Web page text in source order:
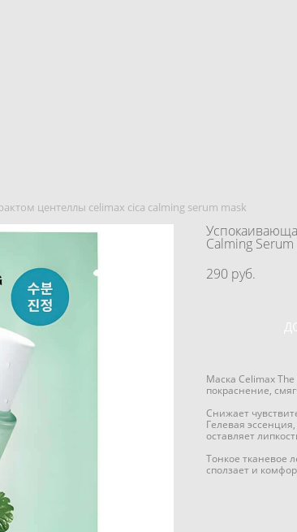
центеллы celimax cica calming serum mask
Calming
290 pуб.
Маска Celimax
покраснение,
Снижает
Гелевая
оставляет
Тонкое тканевое
сползает и